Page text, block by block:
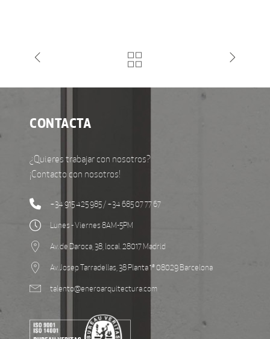
CONTACTA
¿Quieres trabajar con nosotros?
¡Contacto con nosotros!
+34 915 425 985 / +34 685 07 77 67
Lunes - Viernes 8AM-5PM
Av. de Daroca, 38, local. 28017 Madrid
Av. Josep Tarradellas, 38 Planta 1ª 08029 Barcelona
talento@eneroarquitectura.com